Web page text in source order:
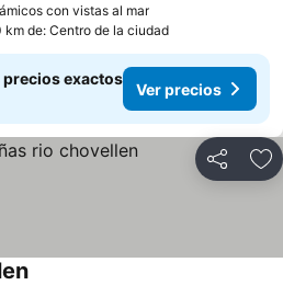
con vistas al mar
km de: Centro de la ciudad
precios exactos
Ver precios
Compartir